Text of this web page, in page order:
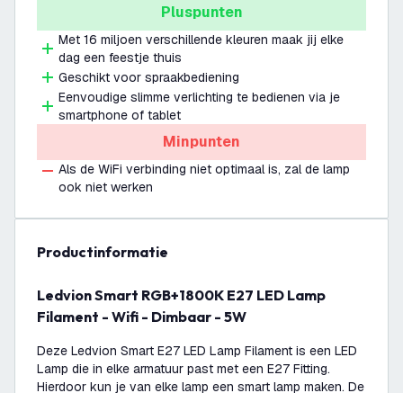
Pluspunten
Met 16 miljoen verschillende kleuren maak jij elke
dag een feestje thuis
Geschikt voor spraakbediening
Eenvoudige slimme verlichting te bedienen via je
smartphone of tablet
Minpunten
Als de WiFi verbinding niet optimaal is, zal de lamp
ook niet werken
productinformatie
Ledvion Smart RGB+1800K E27 LED Lamp
Filament - Wifi - Dimbaar - 5W
Deze Ledvion Smart E27 LED Lamp Filament is een LED
Lamp die in elke armatuur past met een E27 Fitting.
Hierdoor kun je van elke lamp een smart lamp maken. De